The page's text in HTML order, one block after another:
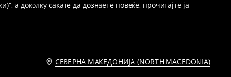
а доколку сакате да дознаете повеќе, прочитајте ја
СЕВЕРНА МАКЕДОНИЈА (NORTH MACEDONIA)